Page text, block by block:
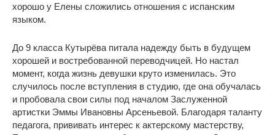
хорошо у Елены сложились отношения с испанским
языком.
До 9 класса Кутырёва питала надежду быть в будущем
хорошей и востребованной переводчицей. Но настал
момент, когда жизнь девушки круто изменилась. Это
случилось после вступления в студию, где она обучалась
и пробовала свои силы под началом Заслуженной
артистки Эммы Ивановны Арсеньевой. Благодаря таланту
педагога, прививать интерес к актерскому мастерству,